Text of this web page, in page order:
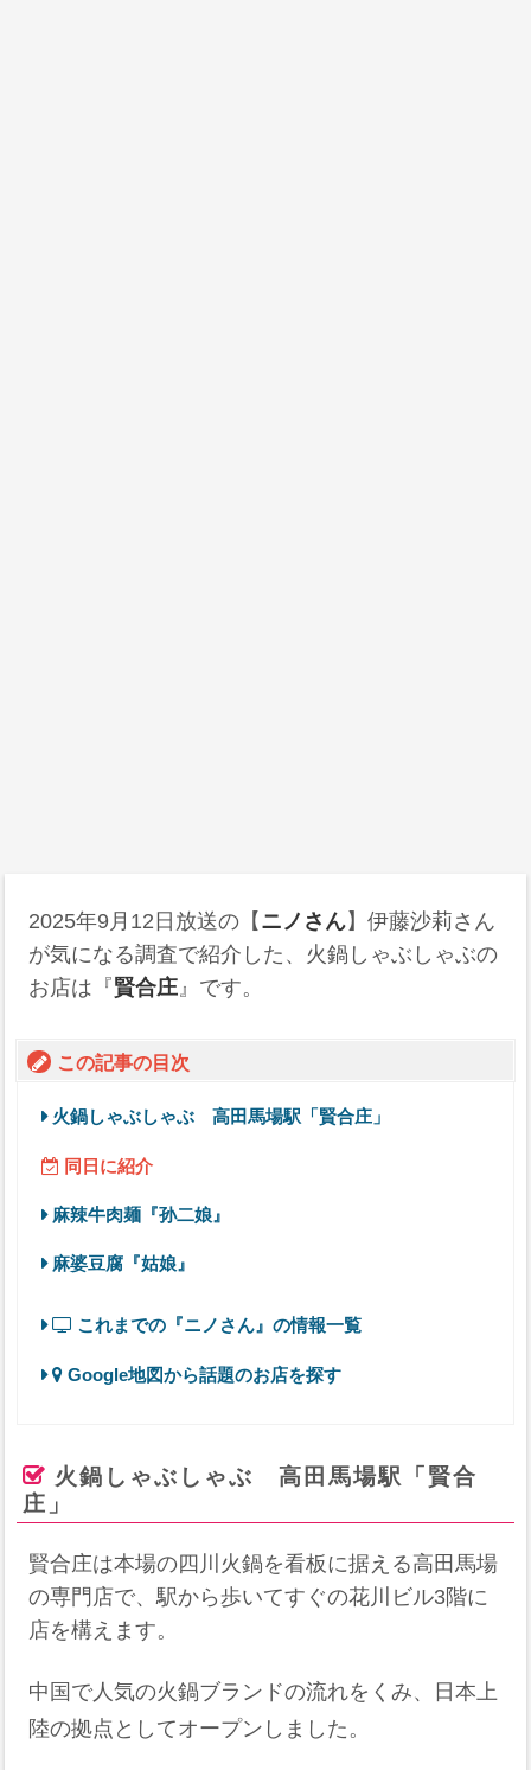
2025年9月12日 放送の【 ニノさん】伊藤沙莉さん
が気になる調査で紹介した、火鍋しゃぶしゃぶの
お店は『賢合庄』です。
この記事の目次
火鍋しゃぶしゃぶ 高田馬場駅「賢合庄」
同日に紹介
麻辣牛肉麺『孙二娘』
麻婆豆腐『姑娘』
これまでの『ニノさん』の情報一覧
Google地図から話題のお店を探す
火鍋しゃぶしゃぶ 高田馬場駅「賢合
庄」
賢合庄は本場の四川火鍋を看板に据える高田馬場
の専門店で、駅から歩いてすぐの花川ビル3階に
店を構えます。
中国で人気の火鍋ブランドの流れをくみ、日本上
陸の拠点としてオープンしました。